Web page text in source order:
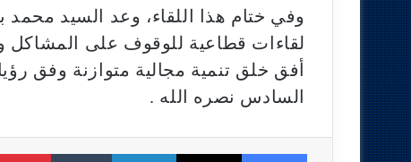
وفي ختام هذا اللقاء، وعد السيد
لقاءات قطاعية للوقوف على المشاكل
أفق خلق تنمية مجالية متوازنة وفق
السادس نصره الله .
Facebook
X
LinkedIn
Tumblr